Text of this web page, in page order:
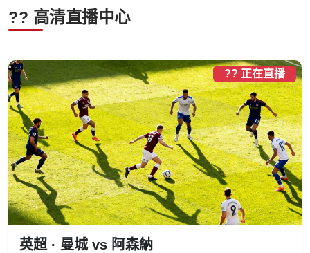
?? 高清直播中心
?? 正在直播
英超 · 曼城 vs 阿森納